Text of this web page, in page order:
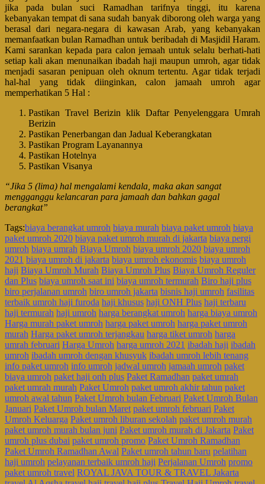
jika pada bulan suci Ramadhan tarifnya tinggi, itu karena
kebanyakan tempat di sana sudah banyak diborong oleh warga yang
berasal dari negara-negara di kawasan Arab, yang kebanyakan
memanfaatkan bulan Ramadhan untuk beribadah di Masjidil Haram.
Kami sarankan kepada para calon jemaah untuk selalu berhati-hati
setiap kali akan menunaikan ibadah haji maupun umroh, agar tidak
menjadi sasaran penipuan oleh oknum tertentu. Agar tidak terjadi
hal-hal yang tidak diinginkan, calon jamaah umroh agar
memperhatikan 5 Hal :
Pastikan Travel Berizin klik Daftar Penyelenggara Umrah
Berizin
Pastikan Penerbangan dan Jadual Keberangkatan
Pastikan Program Layanannya
Pastikan Hotelnya
Pastikan Visanya
“Jika 5 (lima) hal mengalami kendala, maka akan sangat
mengganggu kelancaran para jamaah dan bahkan gagal
berangkat”
Tags:biaya berangkat umroh biaya murah biaya paket umroh biaya
paket umroh 2020 biaya paket umroh murah di jakarta biaya pergi
umroh biaya umrah Biaya Umroh biaya umroh 2020 biaya umroh
2021 biaya umroh di jakarta biaya umroh ekonomis biaya umroh
haji Biaya Umroh Murah Biaya Umroh Plus Biaya Umroh Reguler
dan Plus biaya umroh saat ini biaya umroh termurah Biro haji plus
biro perjalanan umroh biro umroh jakarta bisnis haji umroh fasilitas
terbaik umroh haji furoda haji khusus haji ONH Plus haji terbaru
haji termurah haji umroh harga berangkat umroh harga biaya umroh
Harga murah paket umroh harga paket umroh harga paket umroh
murah Harga paket umroh terjangkau harga tiket umroh harga
umrah februari Harga Umroh harga umroh 2021 ibadah haji ibadah
umroh ibadah umroh dengan khusyuk ibadah umroh lebih tenang
info paket umroh info umroh jadwal umroh jamaah umroh paket
biaya umroh paket haji onh plus Paket Ramadhan paket umrah
paket umrah murah Paket Umroh paket umroh akhir tahun paket
umroh awal tahun Paket Umroh bulan Februari Paket Umroh Bulan
Januari Paket Umroh bulan Maret paket umroh februari Paket
Umroh Keluarga Paket umroh liburan sekolah paket umroh murah
paket umroh murah bulan juni Paket umroh murah di Jakarta Paket
umroh plus dubai paket umroh promo Paket Umroh Ramadhan
Paket Umroh Ramadhan Awal Paket umroh tahun baru pelatihan
haji umroh pelayanan terbaik umroh haji Perjalanan Umroh promo
paket umroh travel ROYAL JAVA TOUR & TRAVEL Jakarta